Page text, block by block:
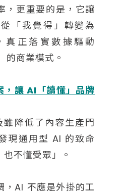
，更重要的是，它讓
「我覺得」轉變為
真正落實數據驅動
商業模式。
，讓 AI「讀懂」品牌
降低了內容生產門
現通用型 AI 的致命
不懂受眾」。
，AI 不應是外掛的工